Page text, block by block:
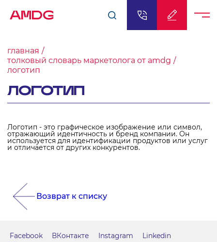
AMDG
главная
толковый словарь маркетолога от amdg
логотип
ЛОГОТИП
Логотип - это графическое изображение или символ,
отражающий идентичность и бренд компании. Он
используется для идентификации продуктов или услуг
и отличается от других конкурентов.
Возврат к списку
Facebook ВКонтакте Instagram
Linkedin